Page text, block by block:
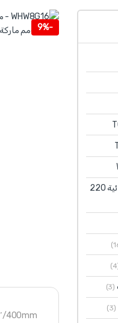
-
9%
400mm
جلخ ترددي متعدد الوظائف كهربائية 220
(3)
(3)